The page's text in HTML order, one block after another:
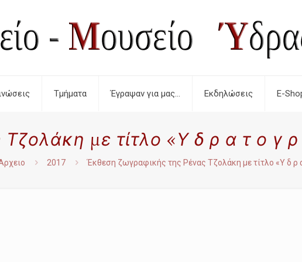
Τμήματα Έγραψαν για μας… Εκδηλώσεις E-
με τίτλο «Υ δ ρ α τ ο γ ρ
2017 Έκθεση ζωγραφικής της Ρένας Τζολάκη με τίτλο «Υ δ ρ